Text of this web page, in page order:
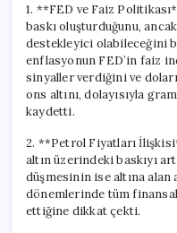
1. **FED ve Faiz
baskı oluşturduğunu,
destekleyici olabileceğini
enflasyonun FED’in faiz
sinyaller verdiğini ve
ons altını, dolayısıyla
kaydetti.
2. **Petrol Fiyatları
altın üzerindeki baskıyı
düşmesinin ise altına alan
dönemlerinde tüm
ettiğine dikkat çekti.